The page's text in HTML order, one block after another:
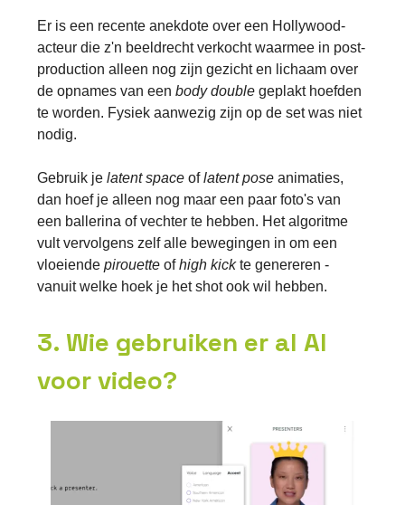
Er is een recente anekdote over een Hollywood-
acteur die z'n beeldrecht verkocht waarmee in post-
production alleen nog zijn gezicht en lichaam over
de opnames van een body double geplakt hoefden
te worden. Fysiek aanwezig zijn op de set was niet
nodig.
Gebruik je latent space oflatent pose animaties,
dan hoef je alleen nog maar een paar foto's van
een ballerina of vechter te hebben. Het algoritme
vult vervolgens zelf alle bewegingen in om een
vloeiende pirouette ofhigh kickte genereren -
vanuit welke hoek je het shot ook wil hebben.
3. Wie gebruiken er al AI
voor video?